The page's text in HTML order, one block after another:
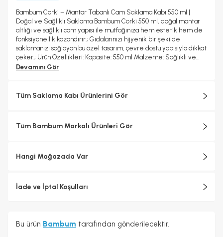
Bambum Corki – Mantar Tabanlı Cam Saklama Kabı 550 ml |
Doğal ve Sağlıklı Saklama Bambum Corki 550 ml, doğal mantar
altlığı ve sağlıklı cam yapısı ile mutfağınıza hem estetik hem de
fonksiyonellik kazandırır.; Gıdalarınızı hijyenik bir şekilde
saklamanızı sağlayan bu özel tasarım, çevre dostu yapısıyla dikkat
çeker.; Ürün Özellikleri: Kapasite: 550 ml Malzeme: Sağlıklı ve
dayanıklı cam + doğal mantar taban Kapak: Hava geçirmez,
bulaşık makinesinde yıkanabilir; mantar altlık nemli bezle
görmenizi sağlar Mutfağınızda estetik ve sürdürülebilir saklama
sunumla birlikte kullanabilirsiniz Anahtar Kelimeler: bambum
cam kavanoz
Devamını Gör
Tüm Saklama Kabı Ürünlerini Gör
Tüm Bambum Markalı Ürünleri Gör
Hangi Mağazada Var
İade ve İptal Koşulları
Bu ürün Bambum tarafından gönderilecektir.